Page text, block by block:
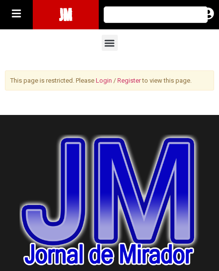
JM
This page is restricted. Please Login / Registerto view this page.